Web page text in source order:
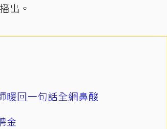
出。
回一句話全網鼻酸
金